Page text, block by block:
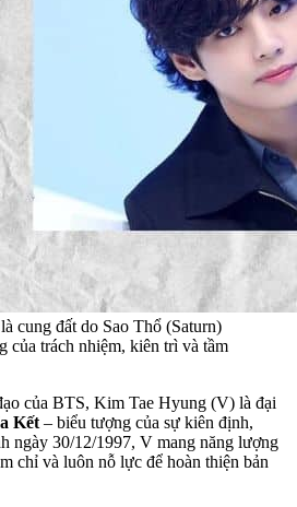
cung đất do Sao Thổ (Saturn)
của trách nhiệm, kiên trì và tầm
của BTS, Kim Tae Hyung (V) là đại
Kết – biểu tượng của sự kiên định,
ngày 30/12/1997, V mang năng lượng
chỉ và luôn nỗ lực để hoàn thiện bản